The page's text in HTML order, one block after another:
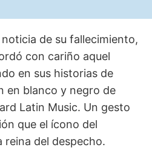
de su fallecimiento,
con cariño aquel
en sus historias de
en blanco y negro de
Latin Music. Un gesto
que el ícono del
reina del despecho.